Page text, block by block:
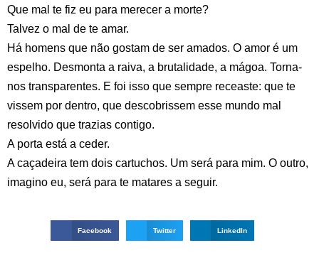
Que mal te fiz eu para merecer a morte?
Talvez o mal de te amar.
Há homens que não gostam de ser amados. O amor é um
espelho. Desmonta a raiva, a brutalidade, a mágoa. Torna-
nos transparentes. E foi isso que sempre receaste: que te
vissem por dentro, que descobrissem esse mundo mal
resolvido que trazias contigo.
A porta está a ceder.
A caçadeira tem dois cartuchos. Um será para mim. O outro,
imagino eu, será para te matares a seguir.
Facebook Twitter LinkedIn